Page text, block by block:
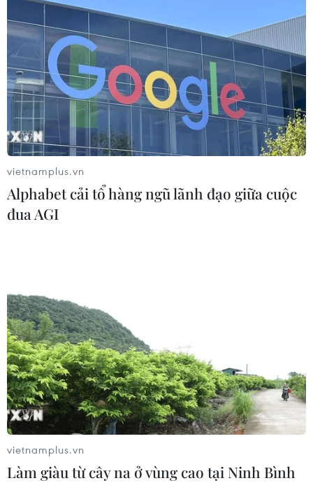
vietnamplus.vn
Alphabet cải tổ hàng ngũ lãnh đạo giữa cuộc
đua AGI
vietnamplus.vn
Làm giàu từ cây na ở vùng cao tại Ninh Bình